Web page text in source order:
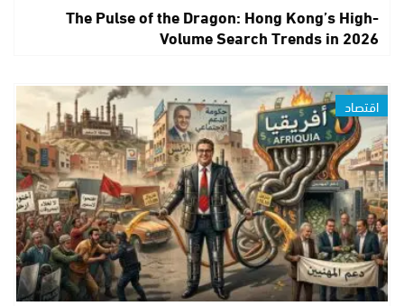
The Pulse of the Dragon: Hong Kong’s High-
Volume Search Trends in 2026
اقتصاد